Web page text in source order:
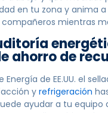
en tu zona y anima
mientras
ahorro de
de EE.UU. el
yrefrigeración
ayudar a tu equipo